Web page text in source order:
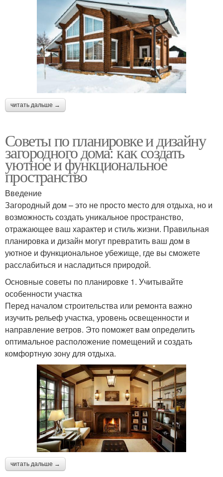
читать дальше →
Советы по планировке и дизайну
загородного дома: как создать
уютное и функциональное
пространство
Введение
Загородный дом – это не просто место для отдыха, но и
возможность создать уникальное пространство,
отражающее ваш характер и стиль жизни. Правильная
планировка и дизайн могут превратить ваш дом в
уютное и функциональное убежище, где вы сможете
расслабиться и насладиться природой.
Основные советы по планировке 1. Учитывайте
особенности участка
Перед началом строительства или ремонта важно
изучить рельеф участка, уровень освещенности и
направление ветров. Это поможет вам определить
оптимальное расположение помещений и создать
комфортную зону для отдыха.
читать дальше →